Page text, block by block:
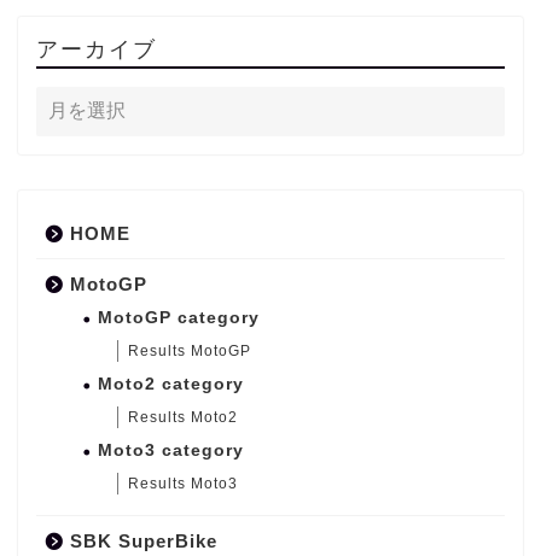
アーカイブ
HOME
MotoGP
MotoGP category
Results MotoGP
Moto2 category
Results Moto2
Moto3 category
Results Moto3
SBK SuperBike